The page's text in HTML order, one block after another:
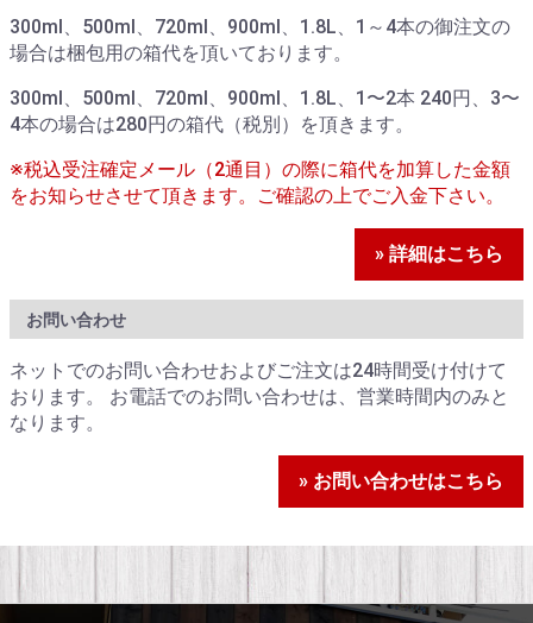
300ml、500ml、720ml、900ml、1.8L、1～4本の御注文の
場合は梱包用の箱代を頂いております。
300ml、500ml、720ml、900ml、1.8L、1〜2本 240円、3〜
4本の場合は280円の箱代（税別）を頂きます。
※税込受注確定メール（2通目）の際に箱代を加算した金額
をお知らせさせて頂きます。ご確認の上でご入金下さい。
» 詳細はこちら
お問い合わせ
ネットでのお問い合わせおよびご注文は24時間受け付けて
おります。 お電話でのお問い合わせは、営業時間内のみと
なります。
» お問い合わせはこちら